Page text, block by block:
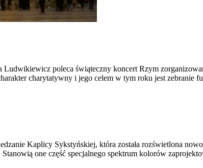
poleca świąteczny koncert Rzym
charytatywny i jego celem w tym roku jest
Kaplicy Sykstyńskiej, która została rozświetlona
one część specjalnego spektrum kolorów